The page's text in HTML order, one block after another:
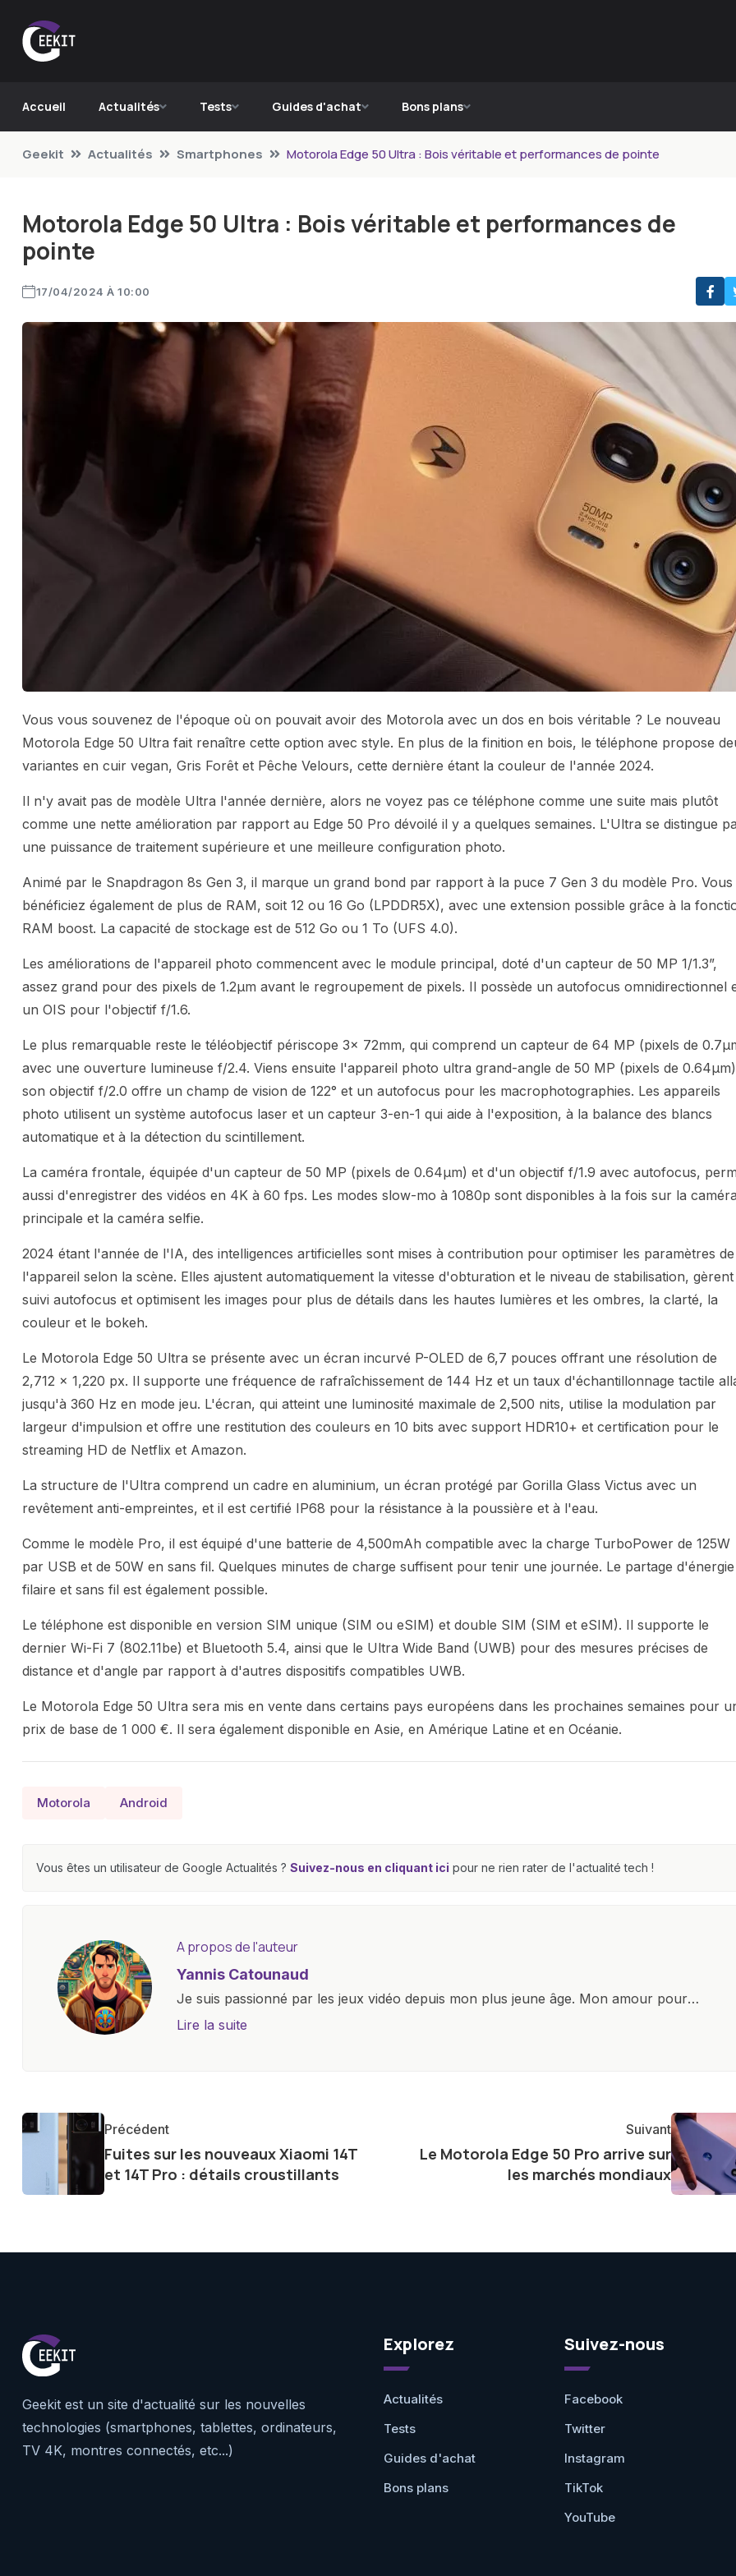
Accueil Actualités Tests Guides d'achat Bons plans
Geekit Actualités Smartphones Motorola Edge 50 Ultra : Bois véritable et performances de pointe
Motorola Edge 50 Ultra : Bois véritable et performances de
pointe
17/04/2024 À 10:00
Vous vous souvenez de l'époque où on pouvait avoir des Motorola avec un dos en bois véritable ? Le nouveau
Motorola Edge 50 Ultra fait renaître cette option avec style. En plus de la finition en bois, le téléphone propose
variantes en cuir vegan, Gris Forêt et Pêche Velours, cette dernière étant la couleur de l'année 2024.
Il n'y avait pas de modèle Ultra l'année dernière, alors ne voyez pas ce téléphone comme une suite mais plutôt
comme une nette amélioration par rapport au Edge 50 Pro dévoilé il y a quelques semaines. L'Ultra se distingue
une puissance de traitement supérieure et une meilleure configuration photo.
Animé par le Snapdragon 8s Gen 3, il marque un grand bond par rapport à la puce 7 Gen 3 du modèle Pro. Vous
bénéficiez également de plus de RAM, soit 12 ou 16 Go (LPDDR5X), avec une extension possible grâce à la
RAM boost. La capacité de stockage est de 512 Go ou 1 To (UFS 4.0).
Les améliorations de l'appareil photo commencent avec le module principal, doté d'un capteur de 50 MP 1/1.3”,
assez grand pour des pixels de 1.2µm avant le regroupement de pixels. Il possède un autofocus omnidirectionnel
un OIS pour l'objectif f/1.6.
Le plus remarquable reste le téléobjectif périscope 3x 72mm, qui comprend un capteur de 64 MP (pixels de
avec une ouverture lumineuse f/2.4. Viens ensuite l'appareil photo ultra grand-angle de 50 MP (pixels de
son objectif f/2.0 offre un champ de vision de 122° et un autofocus pour les macrophotographies. Les appareils
photo utilisent un système autofocus laser et un capteur 3-en-1 qui aide à l'exposition, à la balance des blancs
automatique et à la détection du scintillement.
La caméra frontale, équipée d'un capteur de 50 MP (pixels de 0.64µm) et d'un objectif f/1.9 avec autofocus,
aussi d'enregistrer des vidéos en 4K à 60 fps. Les modes slow-mo à 1080p sont disponibles à la fois sur la
principale et la caméra selfie.
2024 étant l'année de l'IA, des intelligences artificielles sont mises à contribution pour optimiser les paramètres de
l'appareil selon la scène. Elles ajustent automatiquement la vitesse d'obturation et le niveau de stabilisation,
suivi autofocus et optimisent les images pour plus de détails dans les hautes lumières et les ombres, la clarté, la
couleur et le bokeh.
Le Motorola Edge 50 Ultra se présente avec un écran incurvé P-OLED de 6,7 pouces offrant une résolution de
2,712 x 1,220 px. Il supporte une fréquence de rafraîchissement de 144 Hz et un taux d'échantillonnage tactile
jusqu'à 360 Hz en mode jeu. L'écran, qui atteint une luminosité maximale de 2,500 nits, utilise la modulation par
largeur d'impulsion et offre une restitution des couleurs en 10 bits avec support HDR10+ et certification pour le
streaming HD de Netflix et Amazon.
La structure de l'Ultra comprend un cadre en aluminium, un écran protégé par Gorilla Glass Victus avec un
revêtement anti-empreintes, et il est certifié IP68 pour la résistance à la poussière et à l'eau.
Comme le modèle Pro, il est équipé d'une batterie de 4,500mAh compatible avec la charge TurboPower de 125W
par USB et de 50W en sans fil. Quelques minutes de charge suffisent pour tenir une journée. Le partage d'énergie
filaire et sans fil est également possible.
Le téléphone est disponible en version SIM unique (SIM ou eSIM) et double SIM (SIM et eSIM). Il supporte le
dernier Wi-Fi 7 (802.11be) et Bluetooth 5.4, ainsi que le Ultra Wide Band (UWB) pour des mesures précises de
distance et d'angle par rapport à d'autres dispositifs compatibles UWB.
Le Motorola Edge 50 Ultra sera mis en vente dans certains pays européens dans les prochaines semaines pour
prix de base de 1 000 €. Il sera également disponible en Asie, en Amérique Latine et en Océanie.
Motorola Android
Vous êtes un utilisateur de Google Actualités ? Suivez-nous en cliquant ici pour ne rien rater de l'actualité tech !
A propos de l'auteur
Yannis Catounaud
Je suis passionné par les jeux vidéo depuis mon plus jeune âge. Mon amour pour
l'univers numérique m'a conduit à explorer constamment les dernières avancées dans
communauté en ligne. Mon engagement envers l'exploration constante des frontières
de la technologie me permet de présenter aux lecteurs un aperçu captivant de ce que
le futur numérique nous réserve.
Lire la suite
Précédent
Fuites sur les nouveaux Xiaomi 14T
et 14T Pro : détails croustillants
Suivant
Le Motorola Edge 50 Pro arrive sur
les marchés mondiaux
Geekit est un site d'actualité sur les nouvelles
technologies (smartphones, tablettes, ordinateurs,
TV 4K, montres connectés, etc...)
Explorez
Actualités
Tests
Guides d'achat
Bons plans
Suivez-nous
Facebook
Twitter
Instagram
TikTok
YouTube